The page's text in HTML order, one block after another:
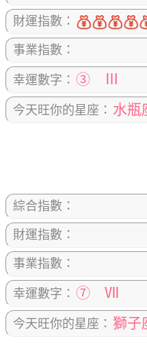
財運指數：
事業指數：
幸運數字： ③ Ⅲ
今天旺你的星座： 水瓶
綜合指數：
財運指數：
事業指數：
幸運數字： ⑦ Ⅶ
今天旺你的星座： 獅子